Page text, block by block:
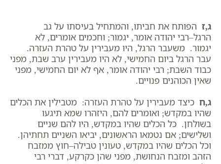
ג,ז הפותח את חביתו, והמתחיל בעיסתו על גב
הרגל–רבי יהודה אומר, יגמור; וחכמים אומרים, לא
יגמור. משעבר הרגל, היו מעבירין על טהרת העזרה.
עבר הרגל ביום החמישי, לא היו מעבירין ערב שבת, מפני
כבוד השבת; רבי יהודה אומר, אף לא יום החמישי, מפני
שאין הכוהנים פנויים.
ג,ח כיצד מעבירין על טהרת העזרה: מטבילין את הכלים
שהיו במקדש; ואומרים להם, היזהרו שמא תיגעו
בשולחן. כל הכלים שהיו במקדש, היו להם שניים
ושלישים; אם נטמאו הראשונים, יביאו השניים תחתיהן.
וכל הכלים שהיו במקדש, טעונין טבילה–חוץ ממזבח
הזהב ומזבח הנחושת, מפני שהן כקרקע, דברי רבי